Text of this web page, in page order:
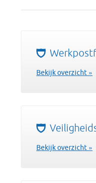
Bekijk overzicht »
Bekijk overzicht »